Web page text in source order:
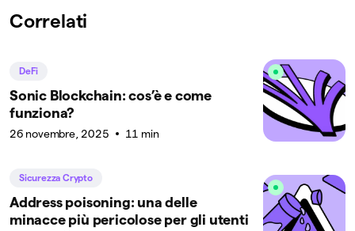
Correlati
DeFi
Sonic Blockchain: cos’è e come
funziona?
26 novembre, 2025 11 min
Sicurezza Crypto
Address poisoning: una delle
minacce più pericolose per gli utenti